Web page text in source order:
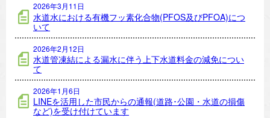
2026年3月11日
水道水における有機フッ素化合物(PFOS及びPFOA)につ
いて
2026年2月12日
水道管凍結による漏水に伴う上下水道料金の減免につい
て
2026年1月6日
LINEを活用した市民からの通報(道路･公園・水道の損傷
など)を受け付けています